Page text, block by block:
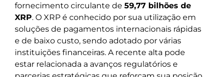
fornecimento circulante de 59,77 bilhões de
XRP. O XRP é conhecido por sua utilização em
soluções de pagamentos internacionais rápidas
e de baixo custo, sendo adotado por várias
instituições financeiras. A recente alta pode
estar relacionada a avanços regulatórios e